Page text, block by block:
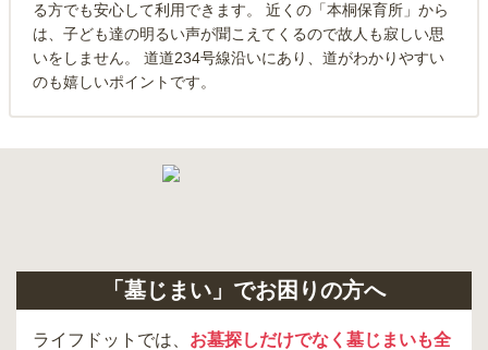
る方でも安心して利用できます。 近くの「本桐保育所」から
は、子ども達の明るい声が聞こえてくるので故人も寂しい思
いをしません。 道道234号線沿いにあり、道がわかりやすい
のも嬉しいポイントです。
「墓じまい」でお困りの方へ
ライフドットでは、 お墓探しだけでなく墓じまいも全